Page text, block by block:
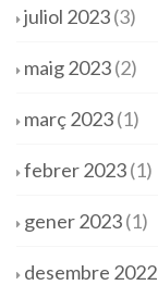
juliol 2023(3)
maig 2023(2)
març 2023(1)
febrer 2023(1)
gener 2023(1)
desembre 2022